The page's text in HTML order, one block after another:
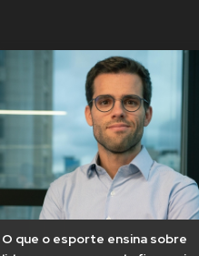
O que o esporte ensina sobre